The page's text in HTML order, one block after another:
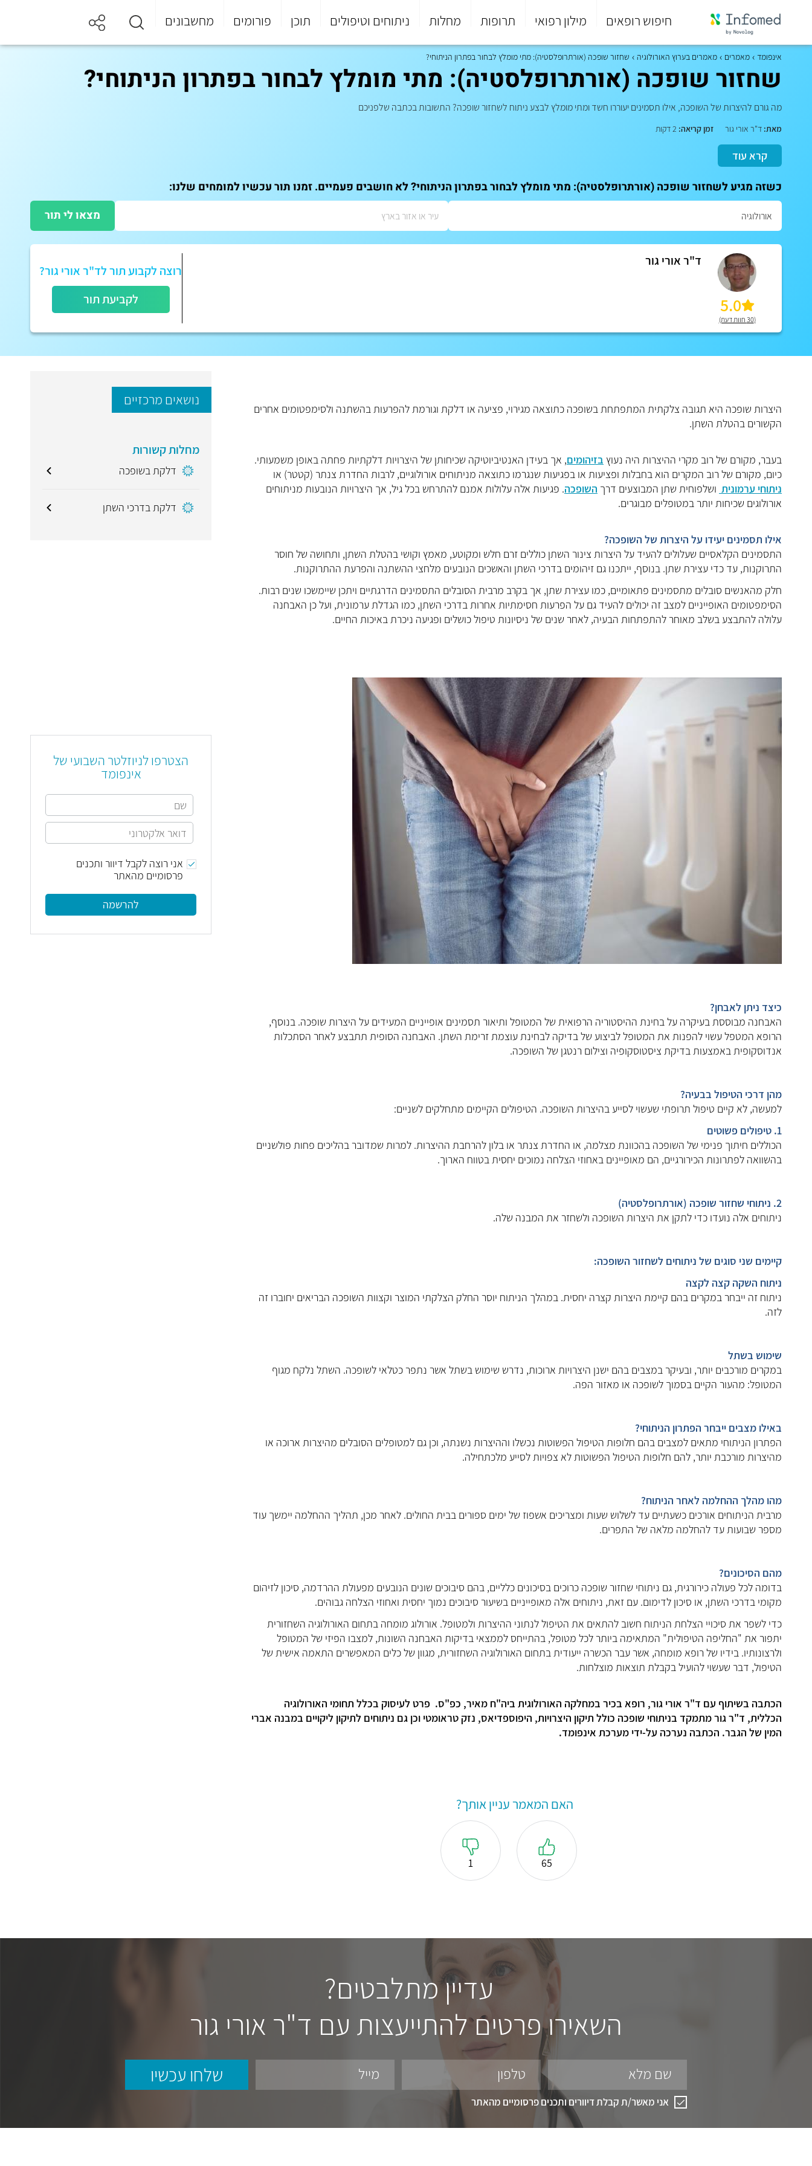
חיפוש רופאים מילון רפואי תרופות מחלות ניתוחים וטיפולים תוכן פורומים מחשבונים
סוף
התפריט
אינפומד מאמרים מאמרים בערוץ האורולוגיה שחזור שופכה (אורתרופלסטיה): מתי מומלץ לבחור בפתרון הניתוחי?
שחזור שופכה (אורתרופלסטיה): מתי מומלץ לבחור בפתרון הניתוחי?
מה גורם להיצרות של השופכה, אילו תסמינים יעוררו חשד ומתי מומלץ לבצע ניתוח לשחזור שופכה? התשובות בכתבה שלפניכם
מאת: ד"ר אורי גור זמן קריאה:
קרא עוד
כשזה מגיע לשחזור שופכה (אורתרופלסטיה): מתי מומלץ לבחור בפתרון הניתוחי? לא חושבים פעמיים. זמנו תור עכשיו למומחים שלנו:
מצאו לי תור
5.0
(30 חוות דעת)
ד"ר אורי גור
רוצה לקבוע תור לד"ר אורי גור?
לקביעת תור
היצרות שופכה היא תגובה צלקתית המתפתחת בשופכה כתוצאה מגירוי, פציעה או דלקת וגורמת להפרעות בהשתנה ולסימפטומים אחרים
הקשורים בהטלת השתן.
בעבר, מקורם של רוב מקרי ההיצרות היה נעוץ בזיהומים, אך בעידן האנטיביוטיקה שכיחותן של היצרויות דלקתיות פחתה באופן משמעותי.
כיום, מקורם של רוב המקרים הוא בחבלות ופציעות או בפגיעות שנגרמו כתוצאה מניתוחים אורולוגיים, לרבות החדרת צנתר (קטטר) או
ניתוחי ערמונית ושלפוחית שתן המבוצעים דרך השופכה. פגיעות אלה עלולות אמנם להתרחש בכל גיל, אך היצרויות הנובעות מניתוחים
אורולוגים שכיחות יותר במטופלים מבוגרים.
אילו תסמינים יעידו על היצרות של השופכה?
התסמינים הקלאסיים שעלולים להעיד על היצרות צינור השתן כוללים זרם חלש ומקוטע, מאמץ וקושי בהטלת השתן, ותחושה של חוסר
התרוקנות, עד כדי עצירת שתן. בנוסף, ייתכנו גם זיהומים בדרכי השתן והאשכים הנובעים מלחצי ההשתנה והפרעת ההתרוקנות.
חלק מהאנשים סובלים מתסמינים פתאומיים, כמו עצירת שתן, אך בקרב מרבית הסובלים התסמינים הדרגתיים ויתכן שיימשכו שנים רבות.
הסימפטומים האופייניים למצב זה יכולים להעיד גם על הפרעות חסימתיות אחרות בדרכי השתן, כמו הגדלת ערמונית, ועל כן האבחנה
עלולה להתבצע בשלב מאוחר להתפתחות הבעיה, לאחר שנים של ניסיונות טיפול כושלים ופגיעה ניכרת באיכות החיים.
כיצד ניתן לאבחן?
האבחנה מבוססת בעיקרה על בחינת ההיסטוריה הרפואית של המטופל ותיאור תסמינים אופייניים המעידים על היצרות שופכה. בנוסף,
הרופא המטפל עשוי להפנות את המטופל לביצוע של בדיקה לבחינת עוצמת זרימת השתן. האבחנה הסופית תתבצע לאחר הסתכלות
אנדוסקופית באמצעות בדיקת ציסטוסקופיה וצילום רנטגן של השופכה.
מהן דרכי הטיפול בבעיה?
למעשה, לא קיים טיפול תרופתי שעשוי לסייע בהיצרות השופכה. הטיפולים הקיימים מתחלקים לשניים:
1. טיפולים פשוטים
הכוללים חיתוך פנימי של השופכה בהכוונת מצלמה, או החדרת צנתר או בלון להרחבת ההיצרות. למרות שמדובר בהליכים פחות פולשניים
בהשוואה לפתרונות הכירורגיים, הם מאופיינים באחוזי הצלחה נמוכים יחסית בטווח הארוך.
2. ניתוחי שחזור שופכה (אורתרופלסטיה)
ניתוחים אלה נועדו כדי לתקן את היצרות השופכה ולשחזר את המבנה שלה.
קיימים שני סוגים של ניתוחים לשחזור השופכה:
ניתוח השקה קצה לקצה
ניתוח זה ייבחר במקרים בהם קיימת היצרות קצרה יחסית. במהלך הניתוח יוסר החלק הצלקתי המוצר וקצוות השופכה הבריאים יחוברו זה
לזה.
שימוש בשתל
במקרים מורכבים יותר, ובעיקר במצבים בהם ישנן היצרויות ארוכות, נדרש שימוש בשתל אשר נתפר כטלאי לשופכה. השתל נלקח מגוף
המטופל: מהעור הקיים בסמוך לשופכה או מאזור הפה.
באילו מצבים ייבחר הפתרון הניתוחי?
הפתרון הניתוחי מתאים למצבים בהם חלופות הטיפול הפשוטות נכשלו וההיצרות נשנתה, וכן גם למטופלים הסובלים מהיצרות ארוכה או
מהיצרות מורכבת יותר, להם חלופות הטיפול הפשוטות לא צפויות לסייע מלכתחילה.
מהו מהלך ההחלמה לאחר הניתוח?
מרבית הניתוחים אורכים כשעתיים עד לשלוש שעות ומצריכים אשפוז של ימים ספורים בבית החולים. לאחר מכן, תהליך ההחלמה יימשך עוד
מספר שבועות עד להחלמה מלאה של התפרים.
מהם הסיכונים?
בדומה לכל פעולה כירורגית, גם ניתוחי שחזור שופכה כרוכים בסיכונים כלליים, בהם סיבוכים שונים הנובעים מפעולת ההרדמה, סיכון לזיהום
מקומי בדרכי השתן, או סיכון לדימום. עם זאת, ניתוחים אלה מאופייניים בשיעור סיבוכים נמוך יחסית ואחוזי הצלחה גבוהים.
כדי לשפר את סיכויי הצלחת הניתוח חשוב להתאים את הטיפול לנתוני ההיצרות ולמטופל. אורולוג מומחה בתחום האורולוגיה השחזורית
יתפור את "החליפה הטיפולית" המתאימה ביותר לכל מטופל, בהתייחס לממצאי בדיקות האבחנה השונות, למצבו הפיזי של המטופל
ולרצונותיו. בידיו של רופא מומחה, אשר עבר הכשרה ייעודית בתחום האורולוגיה השחזורית, מגוון של כלים המאפשרים התאמה אישית של
הטיפול, דבר שעשוי להועיל בקבלת תוצאות מוצלחות.
הכתבה בשיתוף עם ד"ר אורי גור, רופא בכיר במחלקה האורולוגית ביה"ח מאיר, כפ"ס. פרט לעיסוק בכלל תחומי האורולוגיה
הכללית, ד"ר גור מתמקד בניתוחי שופכה כולל תיקון היצרויות, היפוספדיאס, נזק טראומטי וכן גם ניתוחים לתיקון ליקויים במבנה אברי
המין של הגבר. הכתבה נערכה על-ידי מערכת אינפומד.
האם המאמר עניין אותך?
65
1
נושאים מרכזיים
מחלות קשורות
דלקת בשופכה
דלקת בדרכי השתן
הצטרפו לניוזלטר השבועי של
אינפומד
אני רוצה לקבל דיוור ותכנים
פרסומיים מהאתר
להרשמה
עדיין מתלבטים?
השאירו פרטים להתייעצות עם ד"ר אורי גור
שם מלא טלפון מייל
אני מאשר/ת קבלת דיוורים ותכנים פרסומיים מהאתר
שלחו עכשיו